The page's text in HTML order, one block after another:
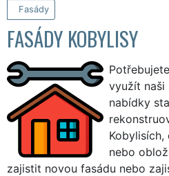
Fasády
FASÁDY KOBYLISY
využít naši
nabídky
nebo
zajistit novou fasádu nebo